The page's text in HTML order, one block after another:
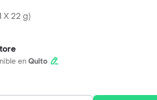
X 22 g)
en Quito